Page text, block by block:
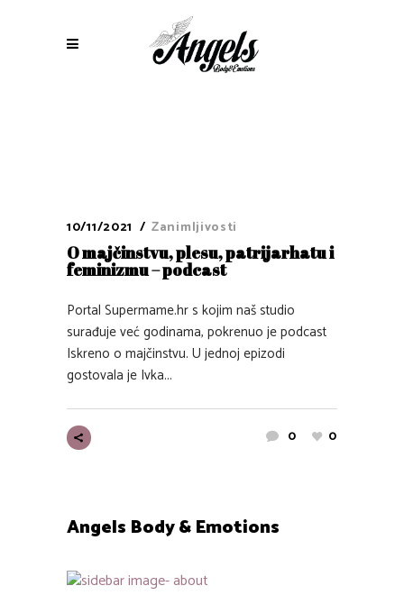
10/11/2021 Zanimljivosti
O majčinstvu, plesu, patrijarhatu i
feminizmu – podcast
Portal Supermame.hr s kojim naš studio
surađuje već godinama, pokrenuo je podcast
Iskreno o majčinstvu. U jednoj epizodi
gostovala je Ivka...
0 0
Angels Body & Emotions